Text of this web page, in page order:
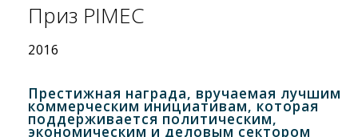
Приз PIMEC
2016
Престижная награда, вручаемая лучшим
коммерческим инициативам, которая
поддерживается политическим,
экономическим и деловым сектором